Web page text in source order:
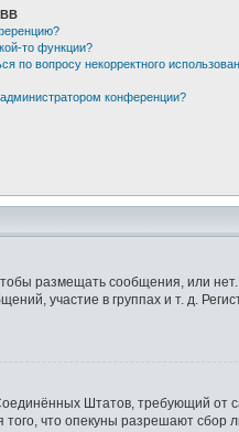
то функции?
по вопросу некорректного
конференции?
размещать сообщения, или
участие в группах и т. д.
Штатов, требующий от
что опекуны разрешают